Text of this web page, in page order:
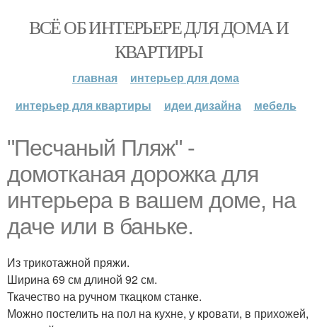
ВСЁ ОБ ИНТЕРЬЕРЕ ДЛЯ ДОМА И
КВАРТИРЫ
главная
интерьер для дома
интерьер для квартиры
идеи дизайна мебель
"Песчаный Пляж" -
домотканая дорожка для
интерьера в вашем доме, на
даче или в баньке.
Из трикотажной пряжи.
Ширина 69 см длиной 92 см.
Ткачество на ручном ткацком станке.
Можно постелить на пол на кухне, у кровати, в прихожей,